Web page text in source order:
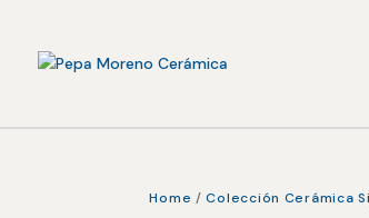
Home /Colección Cerámica